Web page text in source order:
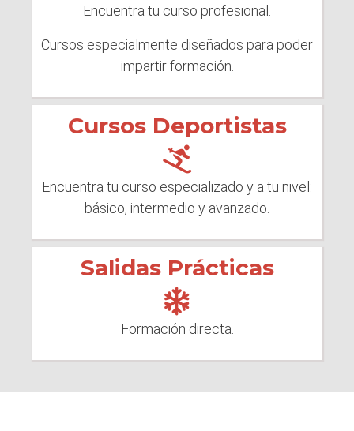
Encuentra tu curso profesional.
Cursos especialmente diseñados para poder
impartir formación.
Cursos Deportistas
Encuentra tu curso especializado y a tu nivel:
básico, intermedio y avanzado.
Salidas Prácticas
Formación directa.